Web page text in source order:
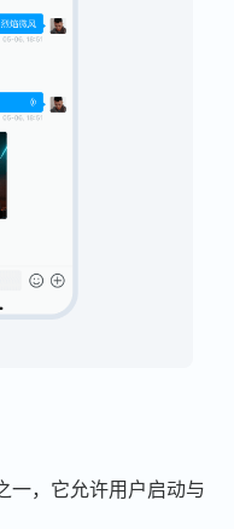
一，它允许用户启动与